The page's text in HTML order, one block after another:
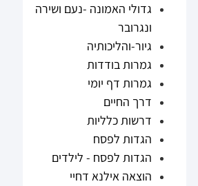
גדולי האמונה -נעם ושירה
ונגרובר
גיור-והליכותיה
גמרות בודדות
גמרות דף יומי
דרך החיים
דרשות כלליות
הגדות לפסח
הגדות לפסח - לילדים
הוצאה אילנא דחיי